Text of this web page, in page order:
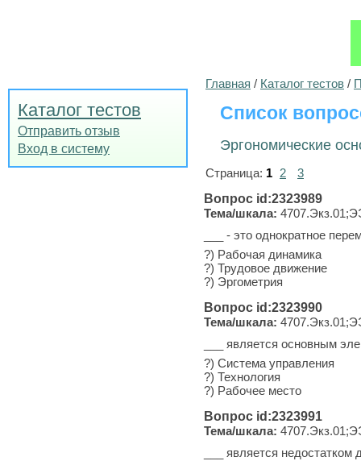
Каталог тестов
Отправить отзыв
Вход в систему
Главная / Каталог тестов /
Список
Эргономические
Страница: 1 2
3
Вопрос id:2323989
Тема/шкала:
___ - это однократное
?) Рабочая динамика
?) Трудовое движение
?) Эргометрия
Вопрос id:2323990
Тема/шкала:
___ является основным
?) Система управления
?) Технология
?) Рабочее место
Вопрос id:2323991
Тема/шкала:
___ является